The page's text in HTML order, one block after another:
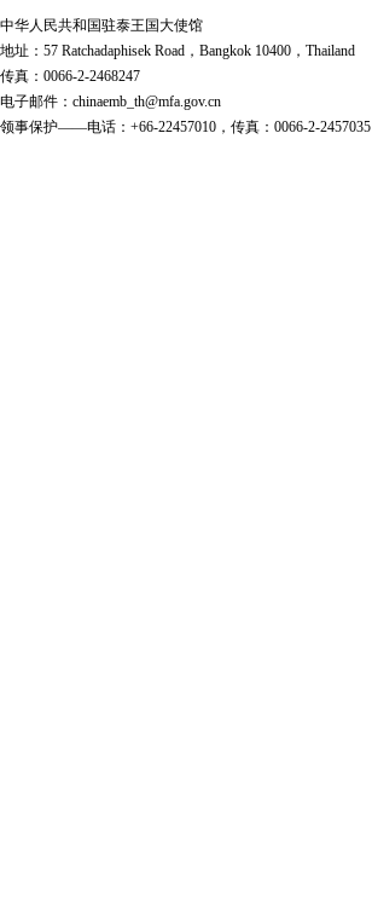
中华人民共和国驻泰王国大使馆
地址：57 Ratchadaphisek Road，Bangkok 10400，Thailand
传真：0066-2-2468247
电子邮件：chinaemb_th@mfa.gov.cn
领事保护——电话：+66-22457010，传真：0066-2-2457035